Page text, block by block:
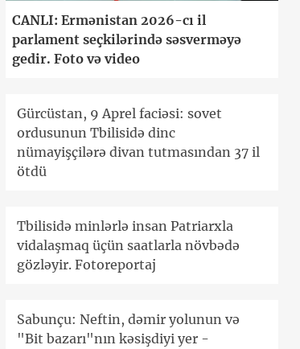
CANLI: Ermənistan 2026-cı il
parlament seçkilərində səsverməyə
gedir. Foto və video
Gürcüstan, 9 Aprel faciəsi: sovet
ordusunun Tbilisidə dinc
nümayişçilərə divan tutmasından 37 il
ötdü
Tbilisidə minlərlə insan Patriarxla
vidalaşmaq üçün saatlarla növbədə
gözləyir. Fotoreportaj
Sabunçu: Neftin, dəmir yolunun və
"Bit bazarı"nın kəsişdiyi yer -